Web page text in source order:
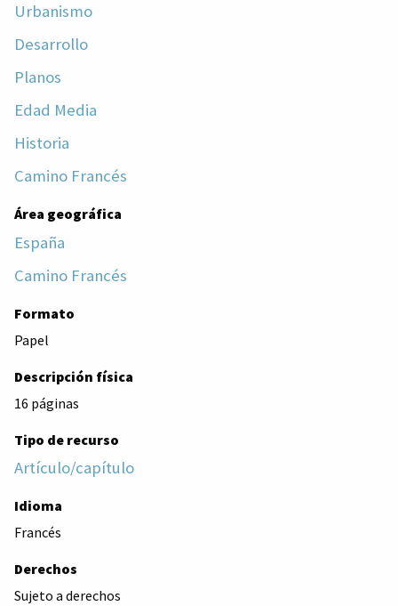
Urbanismo
Desarrollo
Planos
Edad Media
Historia
Camino Francés
Área geográfica
España
Camino Francés
Formato
Papel
Descripción física
16 páginas
Tipo de recurso
Artículo/capítulo
Idioma
Francés
Derechos
Sujeto a derechos